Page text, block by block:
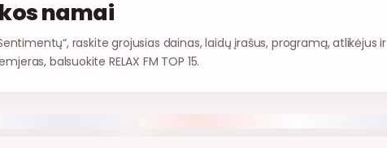
namai
raskite grojusias dainas, laidų įrašus, programą, atlikėjus ir
balsuokite RELAX FM TOP 15.